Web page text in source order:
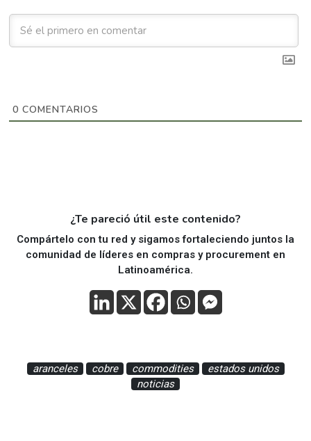
0 COMENTARIOS
¿Te pareció útil este contenido?
Compártelo con tu red y sigamos fortaleciendo juntos la
comunidad de líderes en compras y procurement en
Latinoamérica.
aranceles cobre commodities
estados unidos
noticias